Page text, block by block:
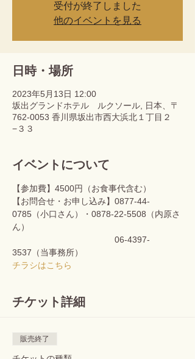
受付が終了しました
他のイベントを見る
日時・場所
2023年5月13日 12:00
坂出グランドホテル ルクソール, 日本、〒
762-0053 香川県坂出市西大浜北１丁目２
−３３
イベントについて
【参加費】4500円（お食事代含む）
【お問合せ・お申し込み】0877-44-
0785（小口さん）・0878-22-5508（内原さ
ん）
06-4397-
3537（当事務所）
チラシはこちら
チケット詳細
販売終了